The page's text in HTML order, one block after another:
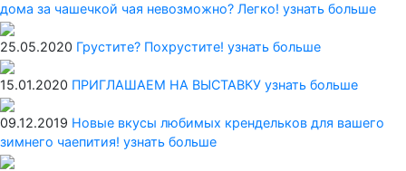
дома за чашечкой чая невозможно? Легко! узнать больше
25.05.2020 Грустите? Похрустите! узнать больше
15.01.2020 ПРИГЛАШАЕМ НА ВЫСТАВКУ узнать больше
09.12.2019 Новые вкусы любимых крендельков для вашего
зимнего чаепития! узнать больше